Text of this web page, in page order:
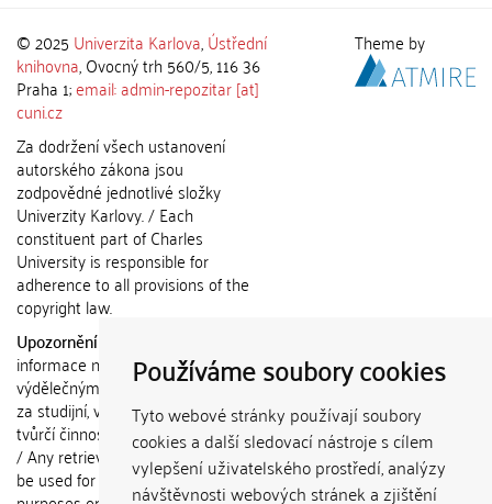
Používáme soubory cookies
Tyto webové stránky používají soubory
cookies a další sledovací nástroje s cílem
vylepšení uživatelského prostředí, analýzy
návštěvnosti webových stránek a zjištění
© 2025 Univerzita Karlova,Ústřední
knihovna, Ovocný trh 560/5, 116 36
Praha 1;email: admin-repozitar [at]
cuni.cz
Za dodržení všech ustanovení
autorského zákona jsou
zodpovědné jednotlivé složky
Univerzity Karlovy. / Each
constituent part of Charles
University is responsible for
adherence to all provisions of the
copyright law.
Upozornění / Notice:
informace nemohou být použity k
výdělečným účelům nebo vydávány
za studijní, vědeckou nebo jinou
tvůrčí činnost jiné osoby než autora.
/ Any retrieved information shall not
be used for any commercial
Theme by